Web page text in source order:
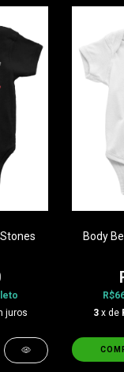
juros
Body
3 x de